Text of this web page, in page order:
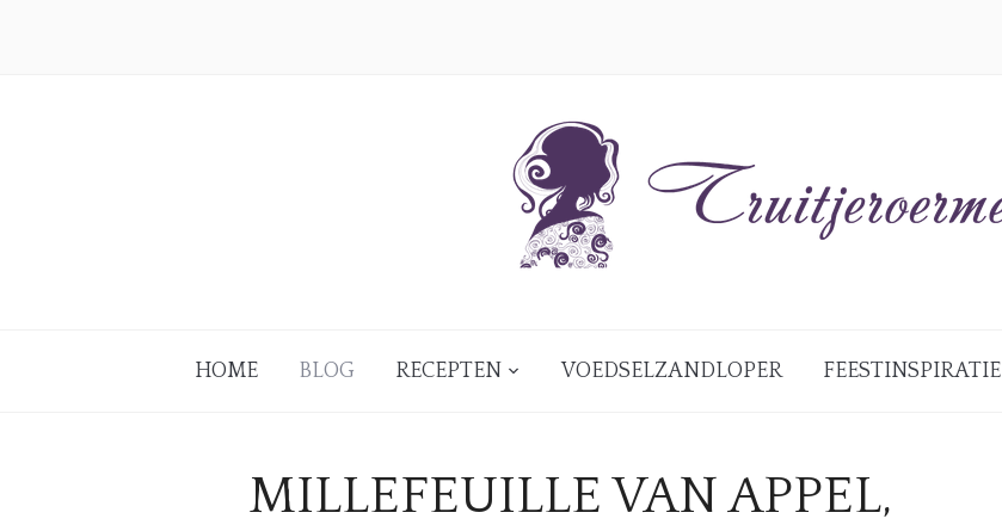
HOME BLOG RECEPTEN VOEDSELZANDLOPER FEESTINSPIRATIE
MILLEFEUILLE VAN APPEL,